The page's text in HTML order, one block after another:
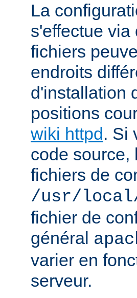
La
s'effectue
fichiers
endroits
d'installation
positions
wiki httpd . Si
code source,
fichiers de
/usr/local/
fichier de
général
varier en
serveur.